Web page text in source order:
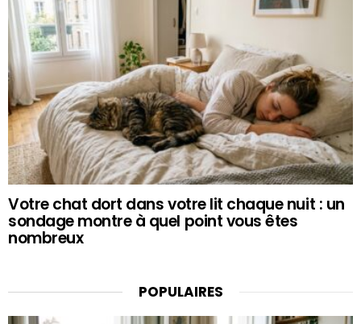
Votre chat dort dans votre lit chaque nuit : un
sondage montre à quel point vous êtes
nombreux
POPULAIRES